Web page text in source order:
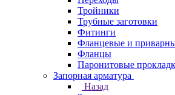
Тройники
Трубные заготовки
Фитинги
Фланцевые и
Фланцы
Паронитовые
Запорная арматура
Назад